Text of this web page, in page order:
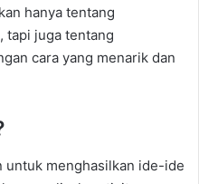
hanya tentang
tapi juga tentang
cara yang menarik dan
untuk menghasilkan ide-ide